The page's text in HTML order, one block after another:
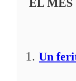
EL MÉS
Un